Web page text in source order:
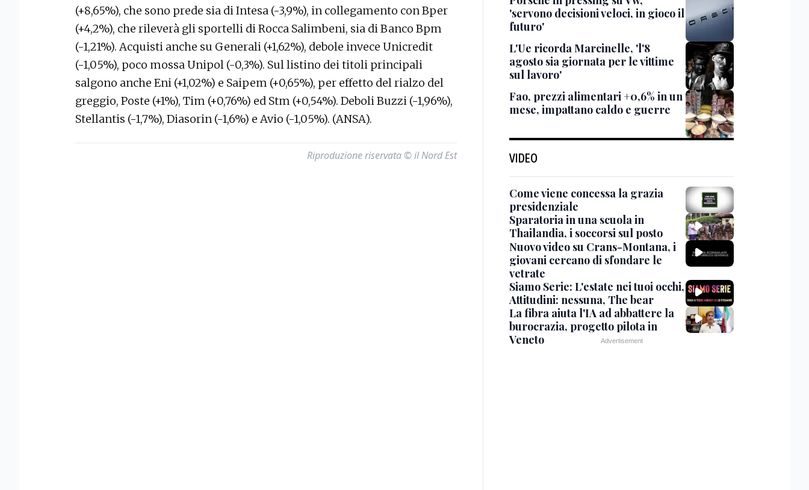
(+8,65%), che sono prede sia di Intesa (-3,9%), in collegamento con Bper
(+4,2%), che rileverà gli sportelli di Rocca Salimbeni, sia di Banco Bpm
(-1,21%). Acquisti anche su Generali (+1,62%), debole invece Unicredit
(-1,05%), poco mossa Unipol (-0,3%). Sul listino dei titoli principali
salgono anche Eni (+1,02%) e Saipem (+0,65%), per effetto del rialzo del
greggio, Poste (+1%), Tim (+0,76%) ed Stm (+0,54%). Deboli Buzzi (-1,96%),
Stellantis (-1,7%), Diasorin (-1,6%) e Avio (-1,05%). (ANSA).
Riproduzione riservata © il Nord Est
'servono decisioni veloci, in gioco il
futuro'
L'Ue ricorda Marcinelle, 'l'8
agosto sia giornata per le vittime
sul lavoro'
Fao, prezzi alimentari +0,6% in un
mese, impattano caldo e guerre
VIDEO
Come viene concessa la grazia
presidenziale
Sparatoria in una scuola in
Thailandia, i soccorsi sul posto
Nuovo video su Crans-Montana, i
giovani cercano di sfondare le
vetrate
Siamo Serie: L'estate nei tuoi occhi,
Attitudini: nessuna, The bear
La fibra aiuta l'IA ad abbattere la
burocrazia, progetto pilota in
Veneto